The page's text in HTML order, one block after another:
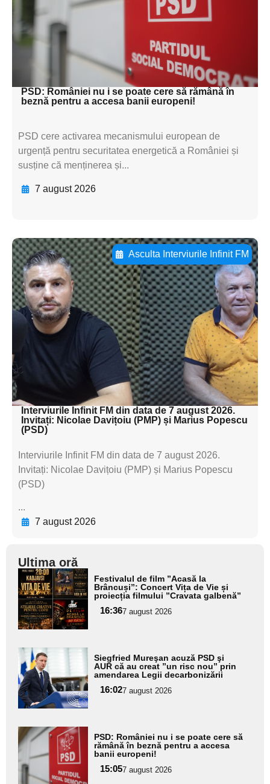
subtitluAdaugă aici
textul pentru
subtitluAdaugă aici
textul pentru subti
PSD: României nu i se poate cere să rămână în
beznă pentru a accesa banii europeni!
PSD cere activarea mecanismului european de
urgență pentru securitatea energetică a României și
susține că menținerea și...
7 august 2026
Asculta Interviurile Infinit FM
Adaugă aici textul pentru
subtitluAdaugă aici
textul pentru
subtitluAdaugă aici
textul pentru
subtitluAdaugă aici
textul pentru subti
Interviurile Infinit FM din data de 7 august 2026.
Invitați: Nicolae Davițoiu (PMP) și Marius Popescu
(PSD)
Interviurile Infinit FM din data de 7 august 2026.
Invitați: Nicolae Davițoiu (PMP) și Marius Popescu
(PSD)
...
7 august 2026
Ultima oră
Adaugă
aici textul
pentru
subtitlu
Festivalul de film ”Acasă la
Brâncuși”: Concert Vița de Vie și
proiecția filmului ”Cravata galbenă”
16:367 august 2026
Adaugă
aici textul
pentru
subtitlu
Siegfried Mureşan acuză PSD şi
AUR că au creat ”un risc nou” prin
amendarea Legii decarbonizării
16:027 august 2026
Adaugă
aici textul
pentru
subtitlu
PSD: României nu i se poate cere să
rămână în beznă pentru a accesa
banii europeni!
15:057 august 2026